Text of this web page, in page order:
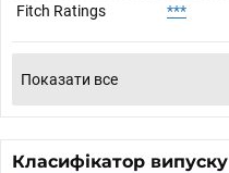
Fitch Ratings
***
Показати все
Класифікатор випуску